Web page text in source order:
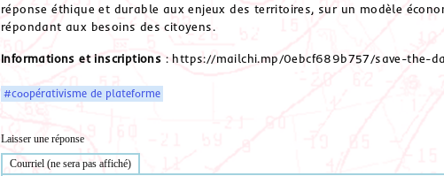
réponse éthique et durable aux enjeux des territoires, sur un modèle
répondant aux besoins des citoyens.
Informations et inscriptions : https://mailchi.mp/0ebcf689b757/save-the-
#coopérativisme de plateforme
Laisser une réponse
Courriel (ne sera pas affiché)